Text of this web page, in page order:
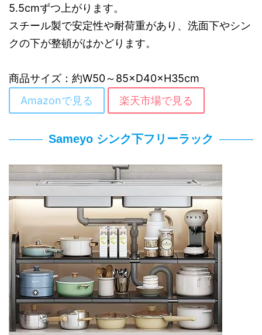
5.5cmずつ上がります。
スチール製で安定性や耐荷重があり、洗面下やシン
クの下が整頓がはかどります。
商品サイズ：約W50～85×D40×H35cm
Amazonで見る
楽天市場で見る
Sameyo シンク下フリーラック